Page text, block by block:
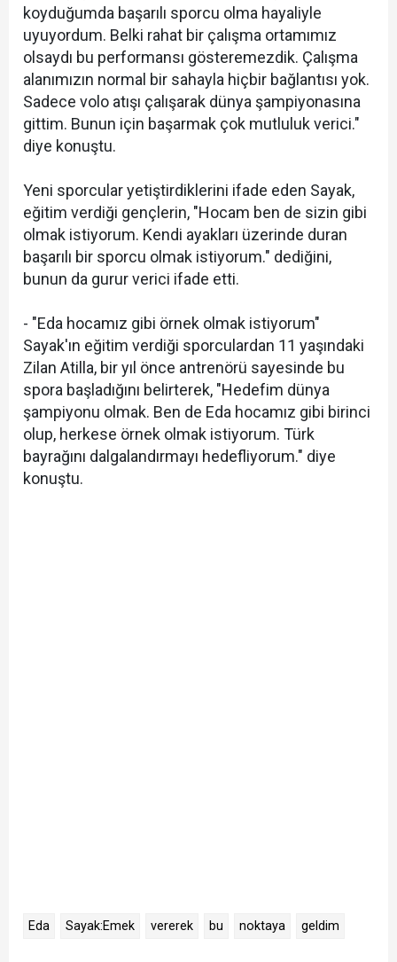
koyduğumda başarılı sporcu olma hayaliyle
uyuyordum. Belki rahat bir çalışma ortamımız
olsaydı bu performansı gösteremezdik. Çalışma
alanımızın normal bir sahayla hiçbir bağlantısı yok.
Sadece volo atışı çalışarak dünya şampiyonasına
gittim. Bunun için başarmak çok mutluluk verici."
diye konuştu.
Yeni sporcular yetiştirdiklerini ifade eden Sayak,
eğitim verdiği gençlerin, "Hocam ben de sizin gibi
olmak istiyorum. Kendi ayakları üzerinde duran
başarılı bir sporcu olmak istiyorum." dediğini,
bunun da gurur verici ifade etti.
- "Eda hocamız gibi örnek olmak istiyorum"
Sayak'ın eğitim verdiği sporculardan 11 yaşındaki
Zilan Atilla, bir yıl önce antrenörü sayesinde bu
spora başladığını belirterek, "Hedefim dünya
şampiyonu olmak. Ben de Eda hocamız gibi birinci
olup, herkese örnek olmak istiyorum. Türk
bayrağını dalgalandırmayı hedefliyorum." diye
konuştu.
Eda Sayak:Emek vererek bu noktaya geldim